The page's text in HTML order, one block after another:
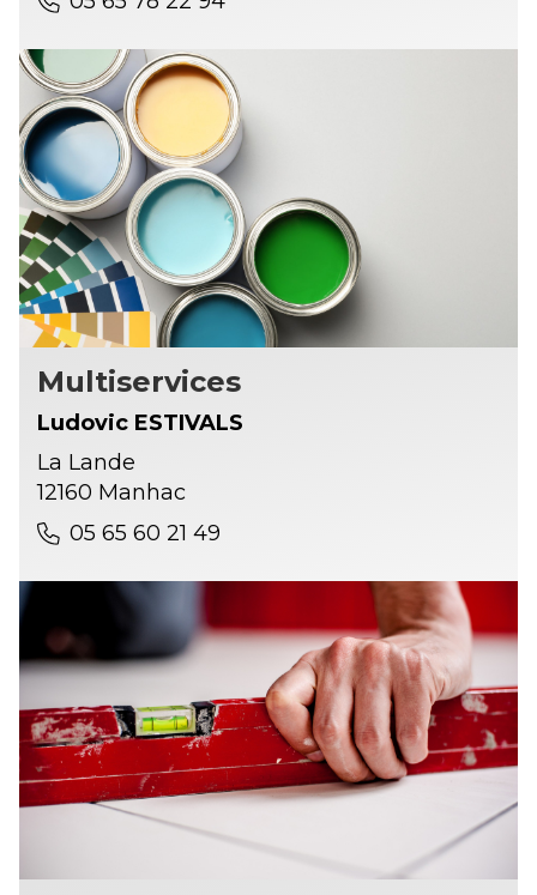
Multiservices
Ludovic ESTIVALS
La Lande
12160 Manhac
05 65 60 21 49